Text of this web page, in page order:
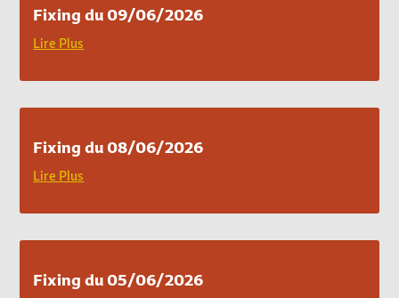
Fixing du 09/06/2026
Lire Plus
Fixing du 08/06/2026
Lire Plus
Fixing du 05/06/2026